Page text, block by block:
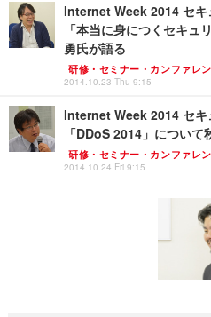
Internet Week 2014 セキ
「本当に身につくセキュ
勇氏が語る
研修・セミナー・カンファレ
2014.10.23 Thu 9:15
Internet Week 2014 セキ
「DDoS 2014」について
研修・セミナー・カンファレ
2014.10.24 Fri 9:15